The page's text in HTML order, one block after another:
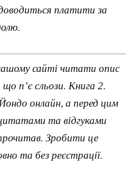
платити за
сайті читати опис
п’є сльози. Книга 2.
онлайн, а перед цим
та відгуками
Зробити це
та без реєстрації.